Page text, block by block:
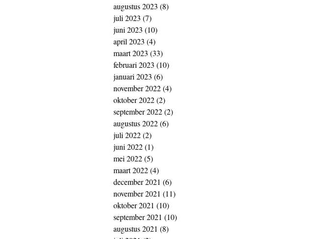
augustus 2023 (8)
juli 2023 (7)
juni 2023 (10)
april 2023 (4)
maart 2023 (33)
februari 2023 (10)
januari 2023 (6)
november 2022(4)
oktober 2022(2)
september 2022(2)
augustus 2022(6)
juli 2022(2)
juni 2022(1)
mei 2022(5)
maart 2022(4)
december 2021 (6)
november 2021 (11)
oktober 2021 (10)
september 2021 (10)
augustus 2021 (8)